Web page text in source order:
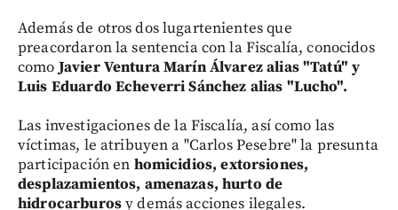
Además de otros dos lugartenientes que
preacordaron la sentencia con la Fiscalía, conocidos
comoJavier Ventura Marín Álvarez alias "Tatú" y
Luis Eduardo Echeverri Sánchez alias "Lucho".
Las investigaciones de la Fiscalía, así como las
víctimas, le atribuyen a "Carlos Pesebre" la presunta
participación en homicidios, extorsiones,
desplazamientos, amenazas, hurto de
hidrocarburosy demás acciones ilegales.